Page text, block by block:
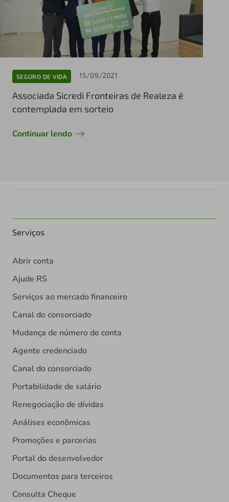
SEGURO DE VIDA 15/09/2021
Associada Sicredi Fronteiras de Realeza é
contemplada em sorteio
Continuar lendo
Serviços
Abrir conta
Ajude RS
Serviços ao mercado financeiro
Canal do consorciado
Mudança de número de conta
Agente credenciado
Canal do consorciado
Portabilidade de salário
Renegociação de dívidas
Análises econômicas
Promoções e parcerias
Portal do desenvolvedor
Documentos para terceiros
Consulta Cheque